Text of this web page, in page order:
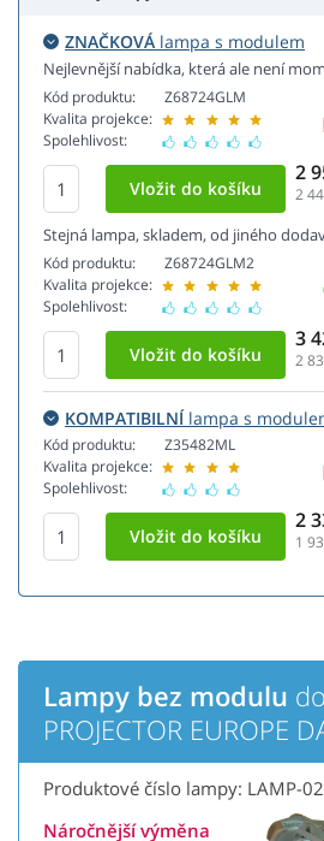
ZNAČKOVÁ lampa s modulem
Nejlevnější nabídka, která ale není
Kód produktu:
Kvalita projekce:
Spolehlivost:
Z68724GLM
2
2
Stejná lampa, skladem, od jiného
Kód produktu:
Kvalita projekce:
Spolehlivost:
Z68724GLM2
3
2
KOMPATIBILNÍlampa s
Kód produktu:
Kvalita projekce:
Spolehlivost:
Z35482ML
2
1
Lampy bez modulu
PROJECTOR EUROPE
Produktové číslo lampy: LAMP-
Náročnější výměna